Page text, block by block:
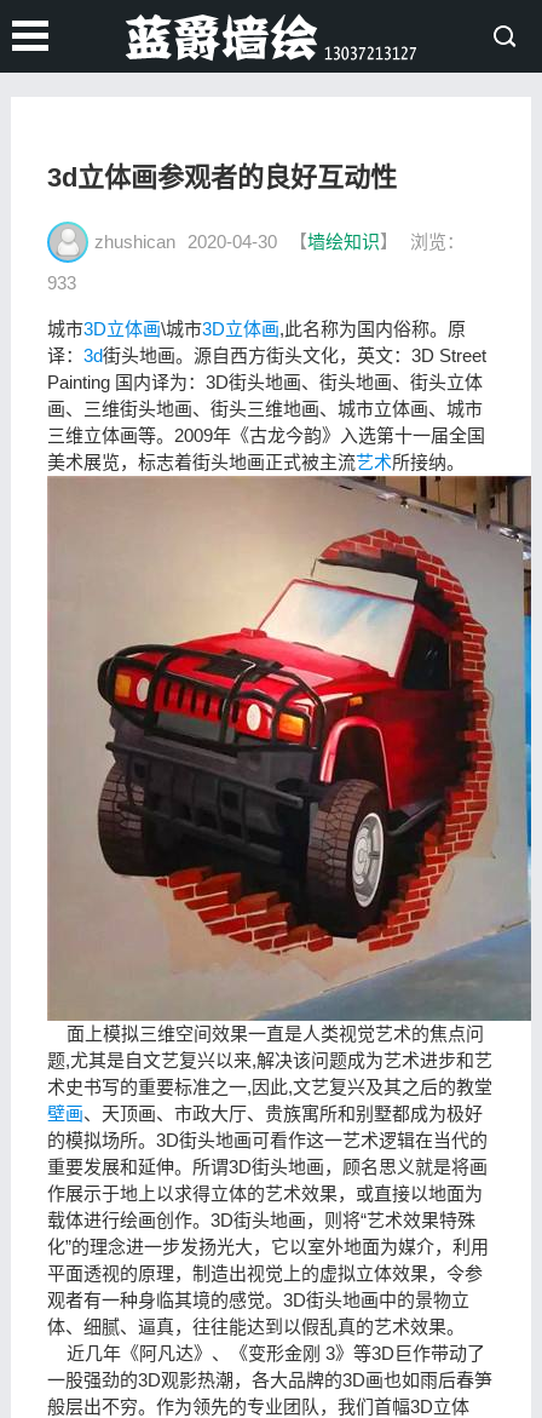
3d立体画参观者的良好互动性
zhushican 2020-04-30 【墙绘知识】
浏览：
933
城市3D立体画\城市3D立体画,此名称为国内俗称。原
译： 3d街头地画。源自西方街头文化，英文：3D Street
Painting 国内译为：3D街头地画、街头地画、街头立体
画、三维街头地画、街头三维地画、城市立体画、城市
三维立体画等。2009年《古龙今韵》入选第十一届全国
美术展览，标志着街头地画正式被主流艺术所接纳。
面上模拟三维空间效果一直是人类视觉艺术的焦点问
题,尤其是自文艺复兴以来,解决该问题成为艺术进步和艺
术史书写的重要标准之一,因此,文艺复兴及其之后的教堂
壁画、天顶画、市政大厅、贵族寓所和别墅都成为极好
的模拟场所。3D街头地画可看作这一艺术逻辑在当代的
重要发展和延伸。所谓3D街头地画，顾名思义就是将画
作展示于地上以求得立体的艺术效果，或直接以地面为
载体进行绘画创作。3D街头地画，则将“艺术效果特殊
化”的理念进一步发扬光大，它以室外地面为媒介，利用
平面透视的原理，制造出视觉上的虚拟立体效果，令参
观者有一种身临其境的感觉。3D街头地画中的景物立
体、细腻、逼真，往往能达到以假乱真的艺术效果。
近几年《阿凡达》、《变形金刚 3》等3D巨作带动了
一股强劲的3D观影热潮，各大品牌的3D画也如雨后春笋
般层出不穷。作为领先的专业团队，我们首幅3D立体